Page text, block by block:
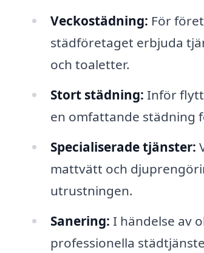
Veckostädning: För
städföretaget erbjuda
och toaletter.
Stort städning: Inför
en omfattande städning
Specialiserade tjänster:
mattvätt och
utrustningen.
Sanering: I händelse av
professionella